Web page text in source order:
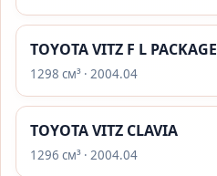
TOYOTA VITZ F L PACKAGE
1298 см³ · 2004.04
TOYOTA VITZ CLAVIA
1296 см³ · 2004.04